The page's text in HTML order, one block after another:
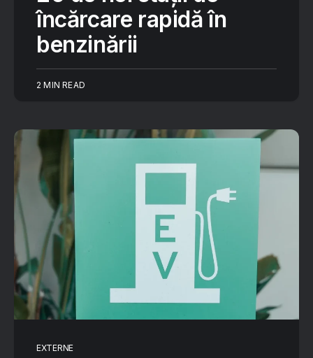
încărcare rapidă în
benzinării
2 MIN READ
EXTERNE